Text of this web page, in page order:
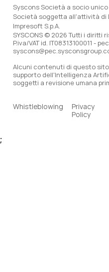
Syscons Società a socio unico
Società soggetta all'attività di
Impresoft S.p.A.
SYSCONS © 2026 Tutti i diritti
P.iva/VAT id. IT08313100011 -
Alcuni contenuti di questo
supporto dell'Intelligenza
soggetti a revisione umana
Whistleblowing
Privacy
Policy
;